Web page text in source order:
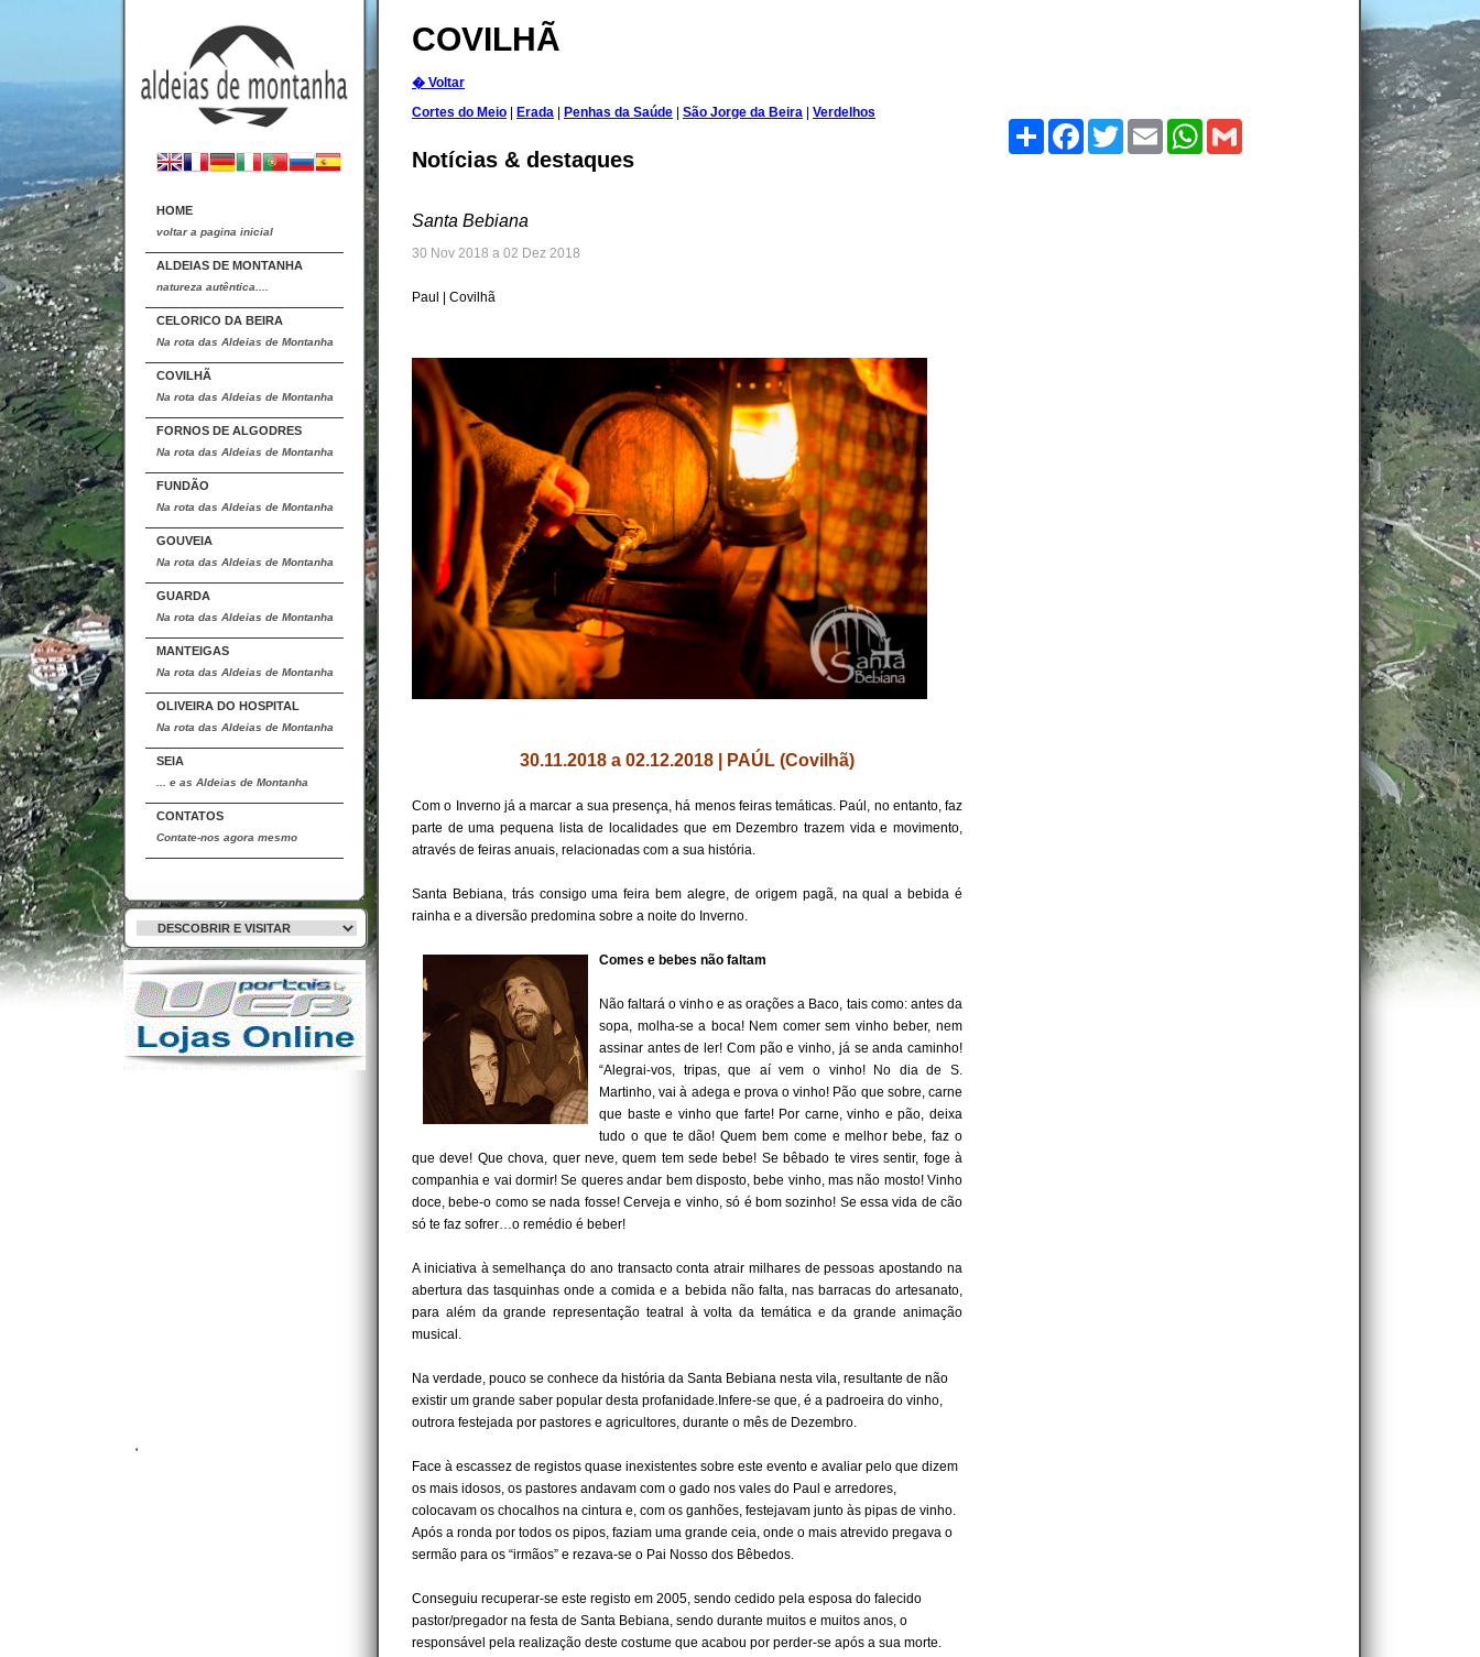
HOME
voltar a pagina inicial
ALDEIAS DE MONTANHA
natureza autêntica....
CELORICO DA BEIRA
Na rota das Aldeias de Montanha
COVILHÃ
Na rota das Aldeias de Montanha
FORNOS DE ALGODRES
Na rota das Aldeias de Montanha
FUNDÃO
Na rota das Aldeias de Montanha
GOUVEIA
Na rota das Aldeias de Montanha
GUARDA
Na rota das Aldeias de Montanha
MANTEIGAS
Na rota das Aldeias de Montanha
OLIVEIRA DO HOSPITAL
Na rota das Aldeias de Montanha
SEIA
... e as Aldeias de Montanha
CONTATOS
Contate-nos agora mesmo
COVILHÃ
� Voltar
Cortes do Meio
Erada Penhas da Saúde São Jorge da Beira Verdelhos
Notícias & destaques
Santa Bebiana
30 Nov 2018 a 02 Dez 2018
Paul | Covilhã
30.11.2018 a 02.12.2018 | PAÚL (Covilhã)
Com o Inverno já a marcar a sua presença, há menos feiras temáticas. Paúl, no entanto, faz
parte de uma pequena lista de localidades que em Dezembro trazem vida e movimento,
através de feiras anuais, relacionadas com a sua história.
Santa Bebiana, trás consigo uma feira bem alegre, de origem pagã, na qual a bebida é
rainha e a diversão predomina sobre a noite do Inverno.
Comes e bebes não faltam
Não faltará o vinho e as orações a Baco, tais como: antes da
sopa, molha-se a boca! Nem comer sem vinho beber, nem
assinar antes de ler! Com pão e vinho, já se anda caminho!
“Alegrai-vos, tripas, que aí vem o vinho! No dia de S.
Martinho, vai à adega e prova o vinho! Pão que sobre, carne
que baste e vinho que farte! Por carne, vinho e pão, deixa
tudo o que te dão! Quem bem come e melhor bebe, faz o
que deve! Que chova, quer neve, quem tem sede bebe! Se bêbado te vires sentir, foge à
companhia e vai dormir! Se queres andar bem disposto, bebe vinho, mas não mosto! Vinho
doce, bebe-o como se nada fosse! Cerveja e vinho, só é bom sozinho! Se essa vida de cão
só te faz sofrer…o remédio é beber!
A iniciativa à semelhança do ano transacto conta atrair milhares de pessoas apostando na
abertura das tasquinhas onde a comida e a bebida não falta, nas barracas do artesanato,
para além da grande representação teatral à volta da temática e da grande animação
musical.
Na verdade, pouco se conhece da história da Santa Bebiana nesta vila, resultante de não
existir um grande saber popular desta profanidade.Infere-se que, é a padroeira do vinho,
outrora festejada por pastores e agricultores, durante o mês de Dezembro.
Face à escassez de registos quase inexistentes sobre este evento e avaliar pelo que dizem
os mais idosos, os pastores andavam com o gado nos vales do Paul e arredores,
colocavam os chocalhos na cintura e, com os ganhões, festejavam junto às pipas de vinho.
Após a ronda por todos os pipos, faziam uma grande ceia, onde o mais atrevido pregava o
sermão para os “irmãos” e rezava-se o Pai Nosso dos Bêbedos.
Conseguiu recuperar-se este registo em 2005, sendo cedido pela esposa do falecido
pastor/pregador na festa de Santa Bebiana, sendo durante muitos e muitos anos, o
responsável pela realização deste costume que acabou por perder-se após a sua morte.
CompartilheFacebookTwitter Email WhatsApp